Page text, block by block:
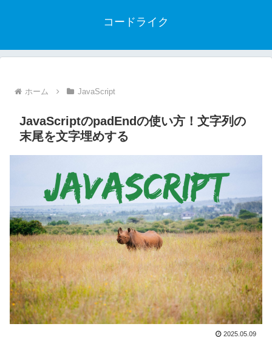
コードライク
ホーム JavaScript
JavaScriptのpadEndの使い方！文字列の
末尾を文字埋めする
2025.05.09